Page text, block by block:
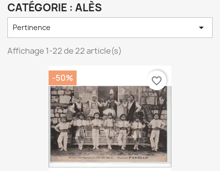
CATÉGORIE : ALÈS
Pertinence 
Affichage 1-22 de 22 article(s)
-50% favorite_border